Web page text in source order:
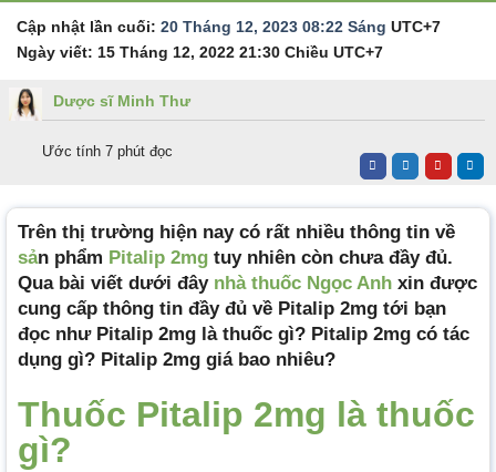
Cập nhật lần cuối: 20 Tháng 12, 2023 08:22 Sáng UTC+7
Ngày viết: 15 Tháng 12, 2022 21:30 Chiều UTC+7
Dược sĩ Minh Thư
Ước tính 7 phút đọc
Trên thị trường hiện nay có rất nhiều thông tin về
sản phẩm Pitalip 2mg tuy nhiên còn chưa đầy đủ.
Qua bài viết dưới đây nhà thuốc Ngọc Anh xin được
cung cấp thông tin đầy đủ về Pitalip 2mg tới bạn
đọc như Pitalip 2mg là thuốc gì? Pitalip 2mg có tác
dụng gì? Pitalip 2mg giá bao nhiêu?
Thuốc Pitalip 2mg là thuốc
gì?